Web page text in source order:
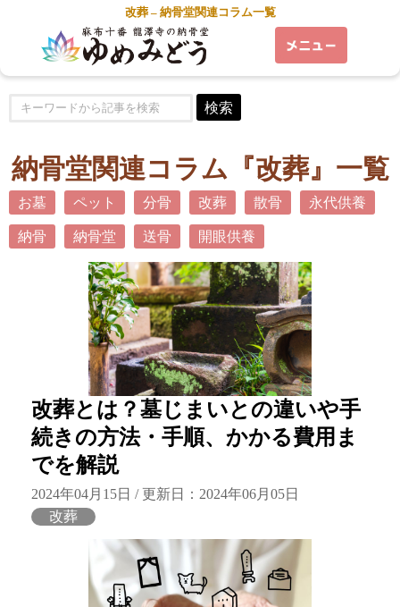
改葬 – 納骨堂関連コラム一覧
検索
納骨堂関連コラム『改葬』一覧
お墓 ペット 分骨 改葬 散骨 永代供養
納骨 納骨堂 送骨 開眼供養
改葬とは？墓じまいとの違いや手
続きの方法・手順、かかる費用ま
でを解説
2024年04月15日 / 更新日：2024年06月05日
改葬